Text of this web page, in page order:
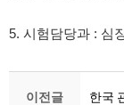
5. 시험담당과 : 심
이전글 한국